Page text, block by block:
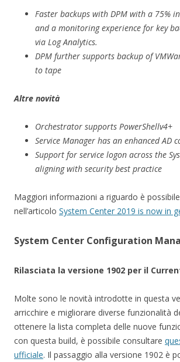
Faster backups with DPM with a 75%
and a monitoring experience for key
via Log Analytics.
DPM further supports backup of
to tape
Altre novità
Orchestrator supports PowerShellv4+
Service Manager has an enhanced AD
Support for service logon across the
aligning with security best practice
Maggiori informazioni a riguardo è
nell’articolo System Center 2019 is now in
System Center Configuration
Rilasciata la versione 1902 per il
Molte sono le novità introdotte in questa
arricchire e migliorare diverse funzionalità
ottenere la lista completa delle nuove
con questa build, è possibile consultare
ufficiale. Il passaggio alla versione 1902 è